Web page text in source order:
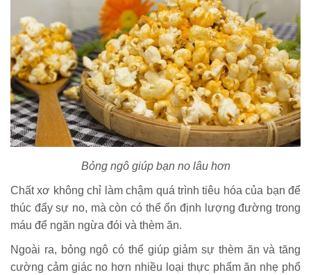
Bỏng ngô giúp bạn no lâu hơn
Chất xơ không chỉ làm chậm quá trình tiêu hóa của bạn để
thúc đẩy sự no, mà còn có thể ổn định lượng đường trong
máu để ngăn ngừa đói và thèm ăn.
Ngoài ra, bỏng ngô có thể giúp giảm sự thèm ăn và tăng
cường cảm giác no hơn nhiều loại thực phẩm ăn nhẹ phổ